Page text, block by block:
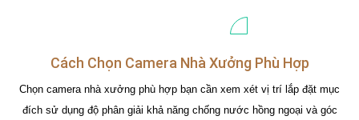
Cách Chọn Camera Nhà Xưởng Phù Hợp
Chọn camera nhà xưởng phù hợp bạn cần xem xét vị trí lắp đặt mục
đích sử dụng độ phân giải khả năng chống nước hồng ngoại và góc